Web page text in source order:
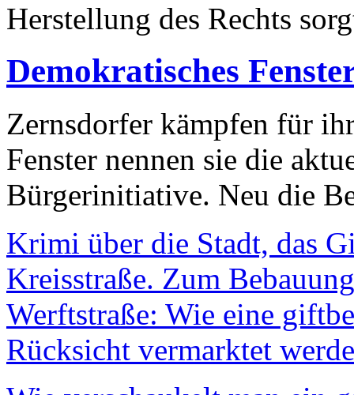
Herstellung des Rechts
Demokratisches
Zernsdorfer kämpfen für
Fenster nennen sie die
Bürgerinitiative. Neu die
Krimi über die Stadt, das
Kreisstraße. Zum
Werftstraße: Wie eine
Rücksicht vermarktet